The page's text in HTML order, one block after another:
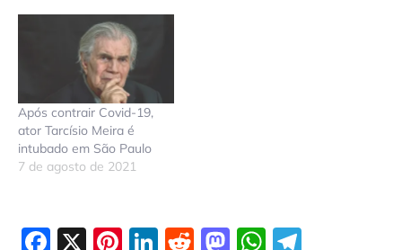
Após contrair Covid-19,
ator Tarcísio Meira é
intubado em São Paulo
7 de agosto de 2021
Facebook
X Pinterest
LinkedIn
Reddit
Mastodon